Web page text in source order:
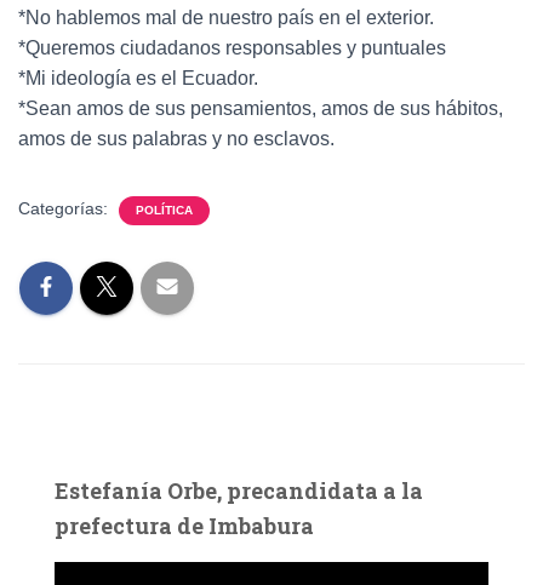
*No hablemos mal de nuestro país en el exterior.
*Queremos ciudadanos responsables y puntuales
*Mi ideología es el Ecuador.
*Sean amos de sus pensamientos, amos de sus hábitos,
amos de sus palabras y no esclavos.
Categorías: POLÍTICA
Estefanía Orbe, precandidata a la
prefectura de Imbabura